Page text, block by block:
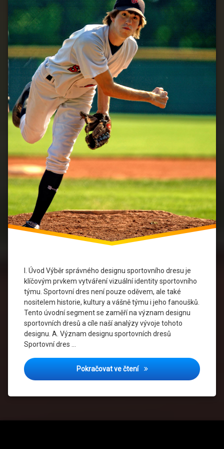
I. Úvod Výběr správného designu sportovního dresu je
klíčovým prvkem vytváření vizuální identity sportovního
týmu. Sportovní dres není pouze oděvem, ale také
nositelem historie, kultury a vášně týmu i jeho fanoušků.
Tento úvodní segment se zaměří na význam designu
sportovních dresů a cíle naší analýzy vývoje tohoto
designu. A. Význam designu sportovních dresů
Sportovní dres …
Pokračovat ve čteníNávrh Sportovních Dresů:
Sportu
Móda
Sportovní
Unifomy
Technologické
Inovace
Trendy V
Dresovém
Designu
Týmová
Kultura
Udržitelnost
Vizuální
Identita